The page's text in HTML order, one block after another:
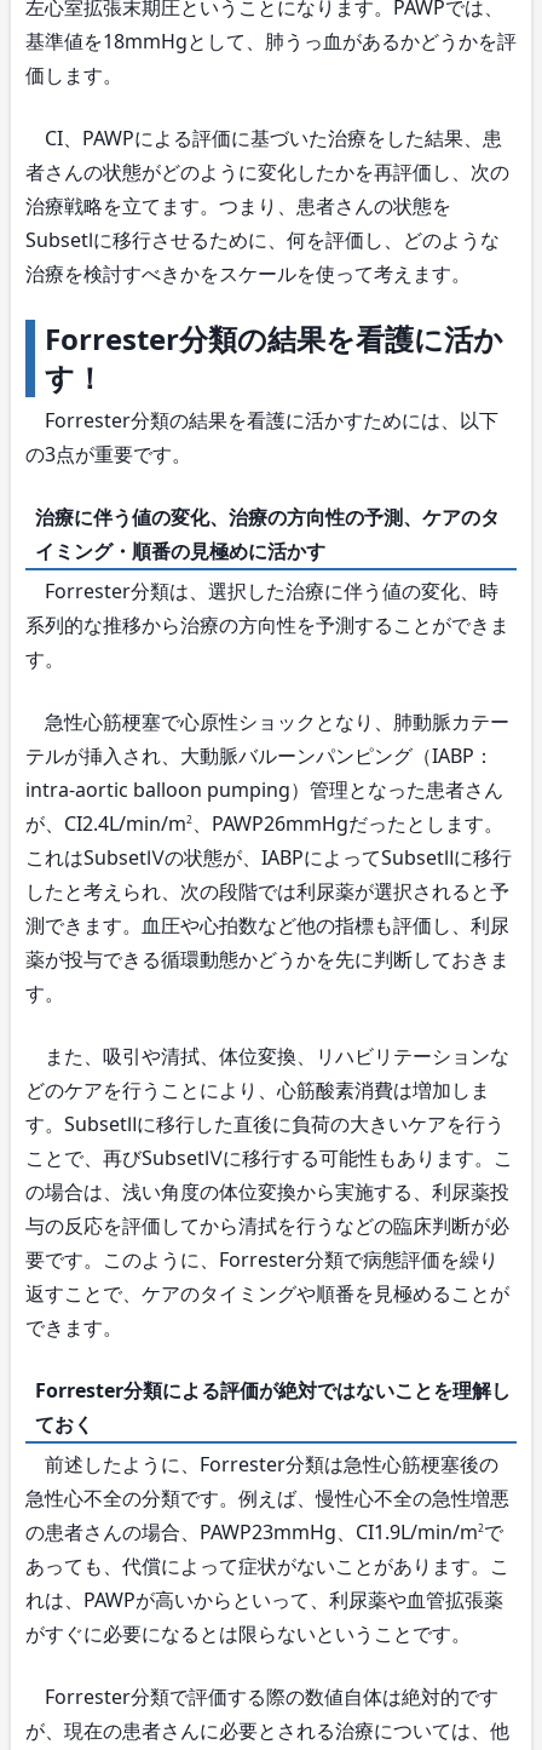
左心室拡張末期圧ということになります。PAWPでは、
基準値を18mmHgとして、肺うっ血があるかどうかを評
価します。
CI、PAWPによる評価に基づいた治療をした結果、患
者さんの状態がどのように変化したかを再評価し、次の
治療戦略を立てます。つまり、患者さんの状態を
SubsetⅠに移行させるために、何を評価し、どのような
治療を検討すべきかをスケールを使って考えます。
Forrester分類の結果を看護に活か
す！
Forrester分類の結果を看護に活かすためには、以下
の3点が重要です。
治療に伴う値の変化、治療の方向性の予測、ケアのタ
イミング・順番の見極めに活かす
Forrester分類は、選択した治療に伴う値の変化、時
系列的な推移から治療の方向性を予測することができま
す。
急性心筋梗塞で心原性ショックとなり、肺動脈カテー
テルが挿入され、大動脈バルーンパンピング（IABP：
intra-aortic balloon pumping）管理となった患者さん
が、CI2.4L/min/m2、PAWP26mmHgだったとします。
これはSubsetⅣの状態が、IABPによってSubsetⅡに移行
したと考えられ、次の段階では利尿薬が選択されると予
測できます。血圧や心拍数など他の指標も評価し、利尿
薬が投与できる循環動態かどうかを先に判断しておきま
す。
また、吸引や清拭、体位変換、リハビリテーションな
どのケアを行うことにより、心筋酸素消費は増加しま
す。SubsetⅡに移行した直後に負荷の大きいケアを行う
ことで、再びSubsetⅣに移行する可能性もあります。こ
の場合は、浅い角度の体位変換から実施する、利尿薬投
与の反応を評価してから清拭を行うなどの臨床判断が必
要です。このように、Forrester分類で病態評価を繰り
返すことで、ケアのタイミングや順番を見極めることが
できます。
Forrester分類による評価が絶対ではないことを理解し
ておく
前述したように、Forrester分類は急性心筋梗塞後の
急性心不全の分類です。例えば、慢性心不全の急性増悪
の患者さんの場合、PAWP23mmHg、CI1.9L/min/m2で
あっても、代償によって症状がないことがあります。こ
れは、PAWPが高いからといって、利尿薬や血管拡張薬
がすぐに必要になるとは限らないということです。
Forrester分類で評価する際の数値自体は絶対的です
が、現在の患者さんに必要とされる治療については、他